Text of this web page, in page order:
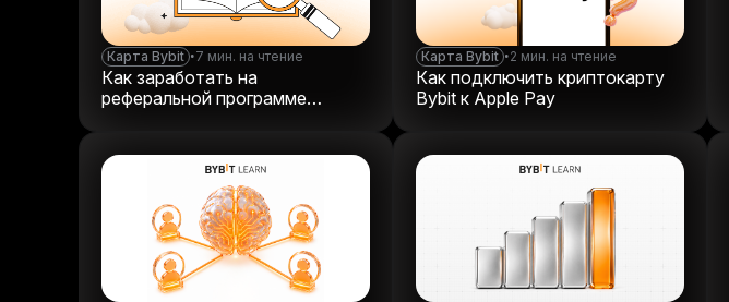
Карта Bybit •7 мин. на чтение
Как заработать на
реферальной программе
Карта Bybit •2 мин. на чтение
Как подключить криптокарту
Bybit к Apple Pay